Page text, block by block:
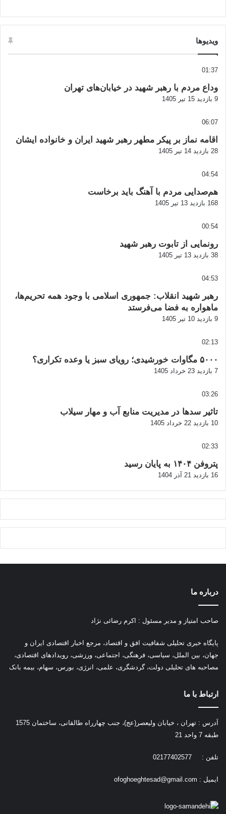
ویدیوها
01:37
وداع مردم با رهبر شهید در خیابان‌های تهران
9 بازدید 15 تیر 1405
06:07
اقامه نماز بر پیکر مطهر رهبر شهید ایران و خانواده ایشان
28 بازدید 14 تیر 1405
04:54
هم‌صدایی مردم با آهنگ باید برخاست
168 بازدید 13 تیر 1405
00:54
رونمایی از تابوت رهبر شهید
38 بازدید 13 تیر 1405
04:53
رهبر شهید انقلاب: جمهوری اسلامی با وجود همه تحریم‌ها،
ماهواره به فضا می‌فرستد
9 بازدید 10 تیر 1405
02:13
۵۰۰۰ مگاوات خورشیدی؛ رویای سبز یا وعده تکراری؟
7 بازدید 23 خرداد 1405
03:26
تاثیر سدها در مدیریت منابع آب و مهار سیلاب
10 بازدید 22 خرداد 1405
02:33
پتروفن ۱۴۰۴ به پایان رسید
16 بازدید 21 آذر 1404
درباره ما
صاحب امتیاز و مدیر مسئول : اکرم رضائی نژاد
پایگاه خبری تحلیلی شفافیت افق و اقتصاد، مرجع اخبار اقتصادی ایران و
جهان، بین الملل، سیاسی، فرهنگی، اجتماعی، ورزشی، رویدادهای اقتصادی،
مصاحبه های تحلیلی دولت، گردشگری، علمی، انرژی، بورس، سهام، بیمه بانک
ارتباط با ما
آدرس : تهران ، خیابان ولیعصر(عج)، جنب چهارراه طالقانی، ساختمان 1575
طبقه 7 واحد 21
تلفن : 02177402577
ایمیل : ofoghoeghtesad@gmail.com